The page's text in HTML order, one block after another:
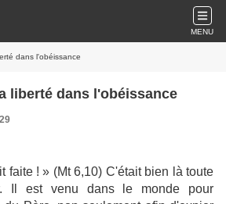
MENU
dans l'obéissance
liberté dans l'obéissance
faite ! » (Mt 6,10) C'était bien là toute
Il est venu dans le monde pour